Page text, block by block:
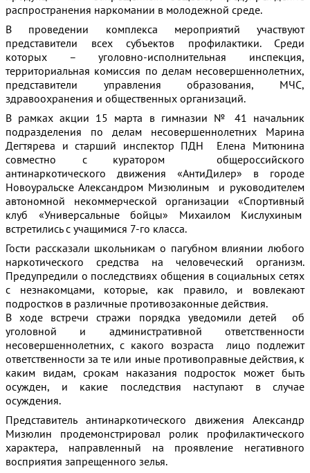
распространения наркомании в молодежной среде.
В проведении комплекса мероприятий участвуют
представители всех субъектов профилактики. Среди
которых – уголовно-исполнительная инспекция,
территориальная комиссия по делам несовершеннолетних,
представители управления образования, МЧС,
здравоохранения и общественных организаций.
В рамках акции 15 марта в гимназии № 41 начальник
подразделения по делам несовершеннолетних Марина
Дегтярева и старший инспектор ПДН Елена Митюнина
совместно с куратором общероссийского
антинаркотического движения «АнтиДилер» в городе
Новоуральске Александром Мизюлиным и руководителем
автономной некоммерческой организации «Спортивный
клуб «Универсальные бойцы» Михаилом Кислухиным
встретились с учащимися 7-го класса.
Гости рассказали школьникам о пагубном влиянии любого
наркотического средства на человеческий организм.
Предупредили о последствиях общения в социальных сетях
с незнакомцами, которые, как правило, и вовлекают
подростков в различные противозаконные действия.
В ходе встречи стражи порядка уведомили детей об
уголовной и административной ответственности
несовершеннолетних, с какого возраста лицо подлежит
ответственности за те или иные противоправные действия, к
каким видам, срокам наказания подросток может быть
осужден, и какие последствия наступают в случае
осуждения.
Представитель антинаркотического движения Александр
Мизюлин продемонстрировал ролик профилактического
характера, направленный на проявление негативного
восприятия запрещенного зелья.